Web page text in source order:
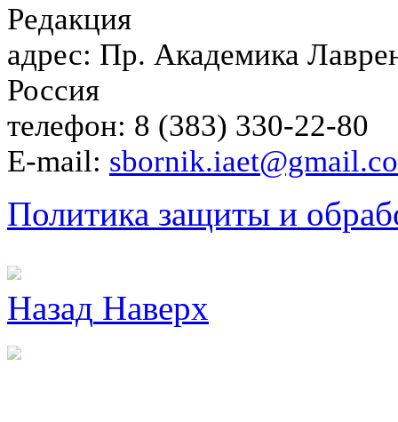
Редакция
адрес: Пр. Академика
Россия
телефон: 8 (383) 330-22-80
E-mail:
Политика защиты и
Назад Наверх